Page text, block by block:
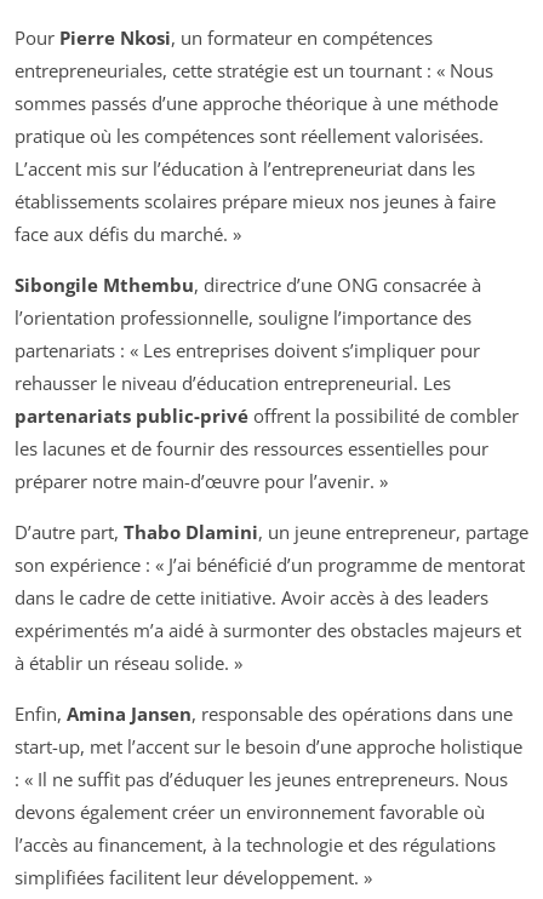
Pour Pierre Nkosi, un formateur en compétences
entrepreneuriales, cette stratégie est un tournant : « Nous
sommes passés d’une approche théorique à une méthode
pratique où les compétences sont réellement valorisées.
L’accent mis sur l’éducation à l’entrepreneuriat dans les
établissements scolaires prépare mieux nos jeunes à faire
face aux défis du marché. »
Sibongile Mthembu, directrice d’une ONG consacrée à
l’orientation professionnelle, souligne l’importance des
partenariats : « Les entreprises doivent s’impliquer pour
rehausser le niveau d’éducation entrepreneurial. Les
partenariats public-privé offrent la possibilité de combler
les lacunes et de fournir des ressources essentielles pour
préparer notre main-d’œuvre pour l’avenir. »
D’autre part, Thabo Dlamini, un jeune entrepreneur, partage
son expérience : « J’ai bénéficié d’un programme de mentorat
dans le cadre de cette initiative. Avoir accès à des leaders
expérimentés m’a aidé à surmonter des obstacles majeurs et
à établir un réseau solide. »
Enfin, Amina Jansen, responsable des opérations dans une
start-up, met l’accent sur le besoin d’une approche holistique
: « Il ne suffit pas d’éduquer les jeunes entrepreneurs. Nous
devons également créer un environnement favorable où
l’accès au financement, à la technologie et des régulations
simplifiées facilitent leur développement. »